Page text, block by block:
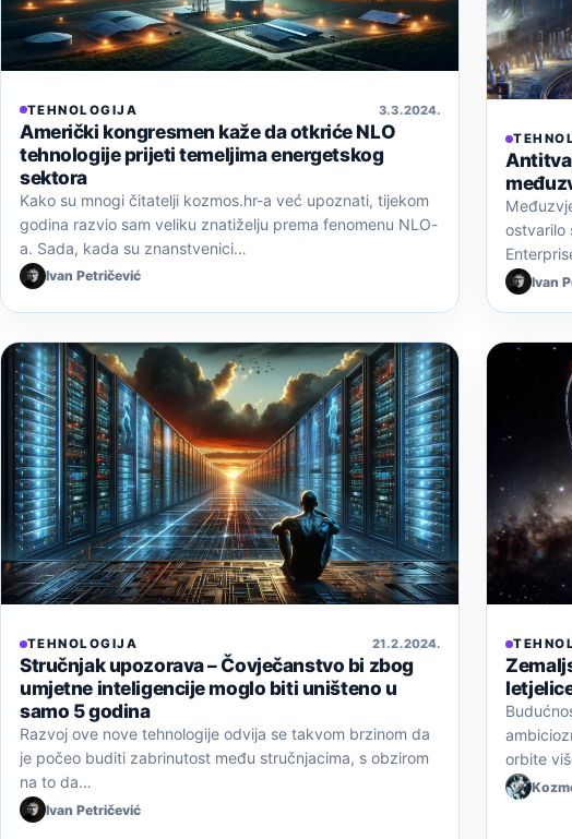
TEHNOLOGIJA 3. 3. 2024.
Američki kongresmen kaže da otkriće NLO
tehnologije prijeti temeljima energetskog
sektora
Kako su mnogi čitatelji kozmos.hr-a već upoznati, tijekom
godina razvio sam veliku znatiželju prema fenomenu NLO-
a. Sada, kada su znanstvenici…
Ivan Petričević
ostvarilo
Ivan
TEHNOLOGIJA 21. 2. 2024.
Stručnjak upozorava – Čovječanstvo bi zbog
umjetne inteligencije moglo biti uništeno u
samo 5 godina
Razvoj ove nove tehnologije odvija se takvom brzinom da
je počeo buditi zabrinutost među stručnjacima, s obzirom
na to da…
Ivan Petričević
orbite